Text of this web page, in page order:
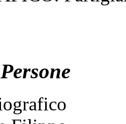
Persone